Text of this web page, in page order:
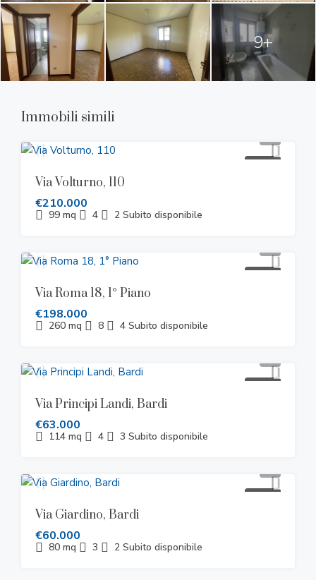
9+
Immobili simili
VENDITA
Via Volturno, 110
€210.000
99 mq 4 2 Subito disponibile
VENDITA
Via Roma 18, 1° Piano
€198.000
260 mq 8 4 Subito disponibile
VENDITA
Via Principi Landi, Bardi
€63.000
114 mq 4 3 Subito disponibile
VENDITA
Via Giardino, Bardi
€60.000
80 mq 3 2 Subito disponibile